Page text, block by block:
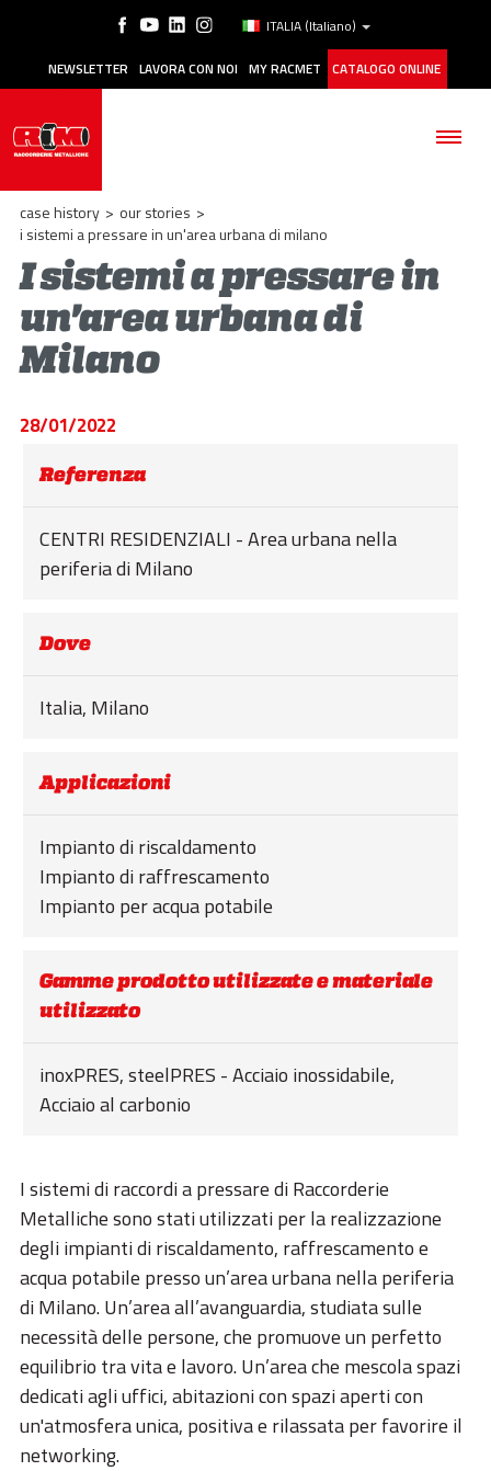
ITALIA (Italiano)
NEWSLETTER LAVORA CON NOI MY RACMET CATALOGO ONLINE
AZIENDA
PRODOTTI
STORIES
BIM
DOWNLOAD
case history > our stories >
i sistemi a pressare in un'area urbana di milano
I sistemi a pressare in
un'area urbana di
Milano
28/01/2022
Referenza
CENTRI RESIDENZIALI - Area urbana nella
periferia di Milano
Dove
Italia, Milano
Applicazioni
Impianto di riscaldamento
Impianto di raffrescamento
Impianto per acqua potabile
Gamme prodotto utilizzate e materiale
utilizzato
inoxPRES, steelPRES - Acciaio inossidabile,
Acciaio al carbonio
I sistemi di raccordi a pressare di Raccorderie
Metalliche sono stati utilizzati per la realizzazione
degli impianti di riscaldamento, raffrescamento e
acqua potabile presso un’area urbana nella periferia
di Milano. Un’area all’avanguardia, studiata sulle
necessità delle persone, che promuove un perfetto
equilibrio tra vita e lavoro. Un’area che mescola spazi
dedicati agli uffici, abitazioni con spazi aperti con
un'atmosfera unica, positiva e rilassata per favorire il
networking.